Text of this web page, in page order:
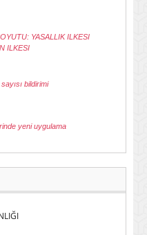
YASALLIK ILKESI
ILKESI
bildirimi
yeni uygulama